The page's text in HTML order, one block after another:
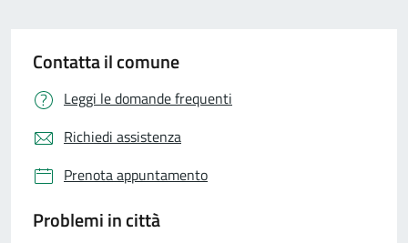
Contatta il comune
Leggi le domande frequenti
Richiedi assistenza
Prenota appuntamento
Problemi in città